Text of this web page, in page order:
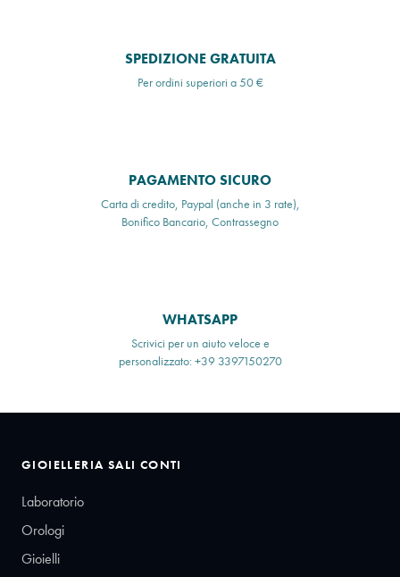
SPEDIZIONE GRATUITA
Per ordini superiori a 50 €
PAGAMENTO SICURO
Carta di credito, Paypal (anche in 3 rate),
Bonifico Bancario, Contrassegno
WHATSAPP
Scrivici per un aiuto veloce e
personalizzato: +39 3397150270
GIOIELLERIA SALI CONTI
Laboratorio
Orologi
Gioielli